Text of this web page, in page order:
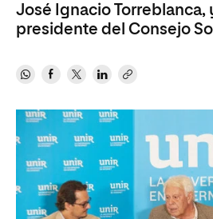
José Ignacio Torreblanca,
presidente del Consejo